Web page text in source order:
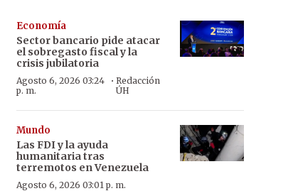
Economía
Sector bancario pide atacar
el sobregasto fiscal y la
crisis jubilatoria
Agosto 6, 2026 03:24
p. m.
· Redacción
ÚH
Mundo
Las FDI y la ayuda
humanitaria tras
terremotos en Venezuela
Agosto 6, 2026 03:01 p. m.